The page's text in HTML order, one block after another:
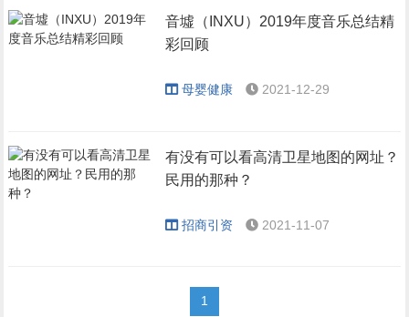
音墟（INXU）2019年度音乐总结精
彩回顾
母婴健康 2021-12-29
有没有可以看高清卫星地图的网址？
民用的那种？
招商引资 2021-11-07
1